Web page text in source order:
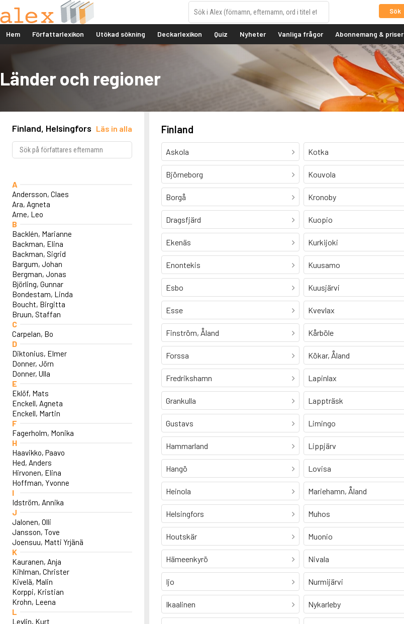
Sök
Hem Författarlexikon Utökad sökning Deckarlexikon Quiz Nyheter Vanliga frågor Abonnemang & priser
Länder och regioner
Finland, Helsingfors Läs in alla
A
Andersson, Claes
Ara, Agneta
Arne, Leo
B
Backlén, Marianne
Backman, Elina
Backman, Sigrid
Bargum, Johan
Bergman, Jonas
Björling, Gunnar
Bondestam, Linda
Boucht, Birgitta
Bruun, Staffan
C
Carpelan, Bo
D
Diktonius, Elmer
Donner, Jörn
Donner, Ulla
E
Eklöf, Mats
Enckell, Agneta
Enckell, Martin
F
Fagerholm, Monika
H
Haavikko, Paavo
Hed, Anders
Hirvonen, Elina
Hoffman, Yvonne
I
Idström, Annika
J
Jalonen, Olli
Jansson, Tove
Joensuu, Matti Yrjänä
K
Kauranen, Anja
Kihlman, Christer
Kivelä, Malin
Korppi, Kristian
Krohn, Leena
L
Levlin, Kurt
Finland
Askola
Björneborg
Borgå
Dragsfjärd
Ekenäs
Enontekis
Esbo
Esse
Finström, Åland
Forssa
Fredrikshamn
Grankulla
Gustavs
Hammarland
Hangö
Heinola
Helsingfors
Houtskär
Hämeenkyrö
Ijo
Ikaalinen
Kotka
Kouvola
Kronoby
Kuopio
Kurkijoki
Kuusamo
Kuusjärvi
Kvevlax
Kårböle
Kökar, Åland
Lapinlax
Lappträsk
Limingo
Lippjärv
Lovisa
Mariehamn, Åland
Muhos
Muonio
Nivala
Nurmijärvi
Nykarleby